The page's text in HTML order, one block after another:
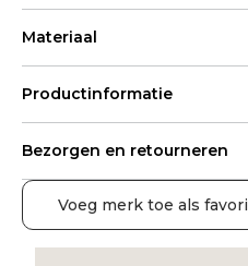
Materiaal
Productinformatie
Bezorgen en retourneren
Voeg merk toe als